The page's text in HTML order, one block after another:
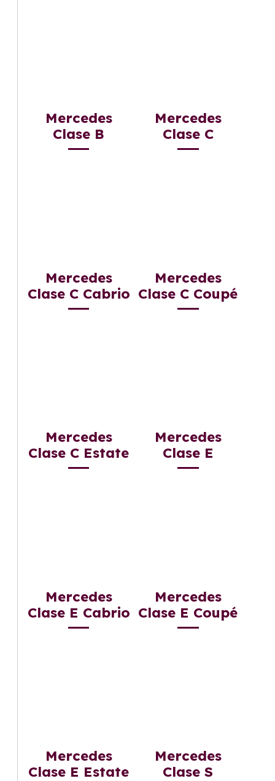
Mercedes
Clase B
Mercedes
Clase C
Mercedes
Clase C Cabrio
Mercedes
Clase C Coupé
Mercedes
Clase C Estate
Mercedes
Clase E
Mercedes
Clase E Cabrio
Mercedes
Clase E Coupé
Mercedes
Clase E Estate
Mercedes
Clase S